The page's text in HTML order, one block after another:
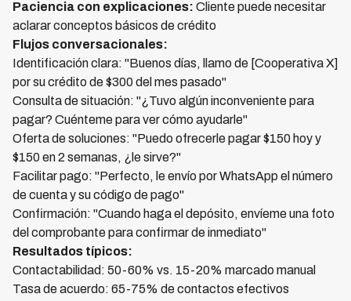
Paciencia con explicaciones: Cliente puede necesitar
aclarar conceptos básicos de crédito
Flujos conversacionales:
Identificación clara: "Buenos días, llamo de [Cooperativa X]
por su crédito de $300 del mes pasado"
Consulta de situación: "¿Tuvo algún inconveniente para
pagar? Cuénteme para ver cómo ayudarle"
Oferta de soluciones: "Puedo ofrecerle pagar $150 hoy y
$150 en 2 semanas, ¿le sirve?"
Facilitar pago: "Perfecto, le envío por WhatsApp el número
de cuenta y su código de pago"
Confirmación: "Cuando haga el depósito, envíeme una foto
del comprobante para confirmar de inmediato"
Resultados típicos:
Contactabilidad: 50-60% vs. 15-20% marcado manual
Tasa de acuerdo: 65-75% de contactos efectivos